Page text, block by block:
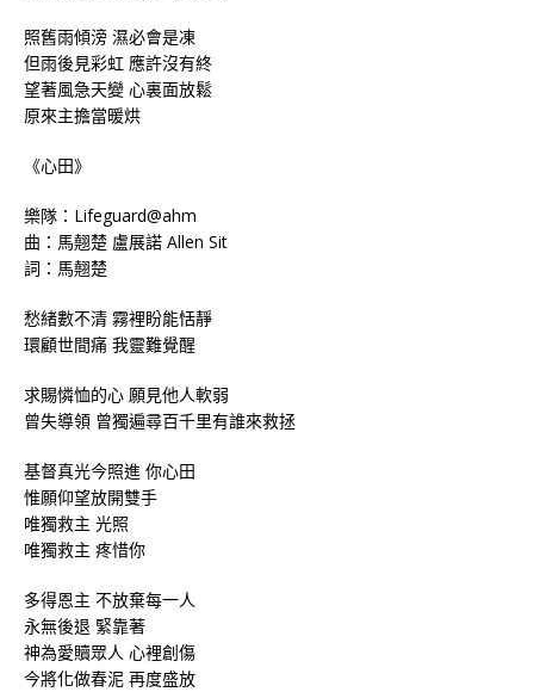
照舊雨傾滂 濕必會是凍
但雨後見彩虹 應許沒有終
望著風急天變 心裏面放鬆
原來主擔當暖烘
《心田》
樂隊：Lifeguard@ahm
曲：馬翹楚 盧展諾 Allen Sit
詞：馬翹楚
愁緒數不清 霧裡盼能恬靜
環顧世間痛 我靈難覺醒
求賜憐恤的心 願見他人軟弱
曾失導領 曾獨遍尋百千里有誰來救拯
基督真光今照進 你心田
惟願仰望放開雙手
唯獨救主 光照
唯獨救主 疼惜你
多得恩主 不放棄每一人
永無後退 緊靠著
神為愛贖眾人 心裡創傷
今將化做春泥 再度盛放